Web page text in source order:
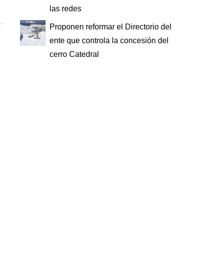
las redes
Proponen reformar el Directorio del
ente que controla la concesión del
cerro Catedral